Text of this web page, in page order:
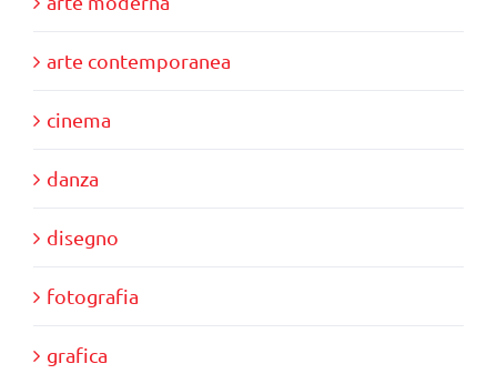
arte contemporanea
cinema
danza
disegno
fotografia
grafica